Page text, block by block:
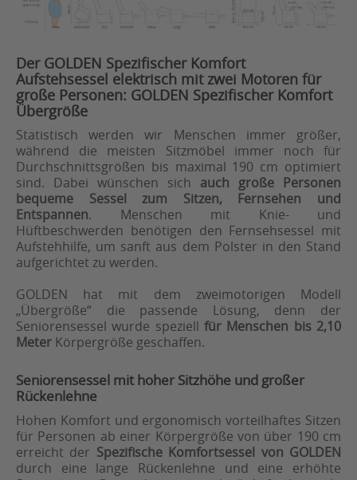
Der GOLDEN Spezifischer Komfort
Aufstehsessel elektrisch mit zwei Motoren für
große Personen: GOLDEN Spezifischer Komfort
Übergröße
Statistisch werden wir Menschen immer größer,
während die meisten Sitzmöbel immer noch für
Durchschnittsgrößen bis maximal 190 cm optimiert
sind. Dabei wünschen sich auch große Personen
bequeme Sessel zum Sitzen, Fernsehen und
Entspannen. Menschen mit Knie- und
Hüftbeschwerden benötigen den Fernsehsessel mit
Aufstehhilfe, um sanft aus dem Polster in den Stand
aufgerichtet zu werden.
GOLDEN hat mit dem zweimotorigen Modell
„Übergröße“ die passende Lösung, denn der
Seniorensessel wurde speziell für Menschen bis 2,10
Meter Körpergröße geschaffen.
Seniorensessel mit hoher Sitzhöhe und großer
Rückenlehne
Hohen Komfort und ergonomisch vorteilhaftes Sitzen
für Personen ab einer Körpergröße von über 190 cm
erreicht der Spezifische Komfortsessel von GOLDEN
durch eine lange Rückenlehne und eine erhöhte